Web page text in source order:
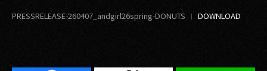
PRESSRELEASE-260407_andgirl26spring-DONUTS